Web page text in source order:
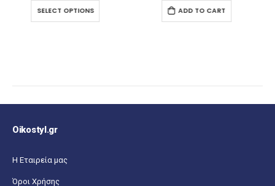
ADD TO CART
71,0 € 57,0€
Η Εταιρεία μας